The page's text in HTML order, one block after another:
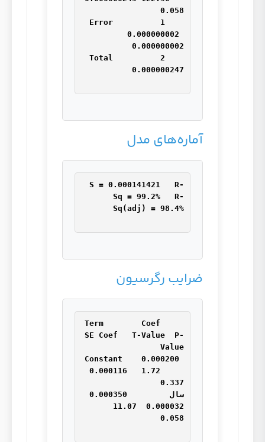
Error          1
0.000000002
Total          2
آماره‌های مدل
S = 0.000141421   R-
Sq = 99.2%   R-
ضرایب رگرسیون
Term        Coef
SE Coef   T-Value  P-
Constant    0.000200
0.000116   1.72